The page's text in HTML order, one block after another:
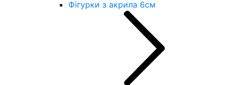
Фігурки з акрила 6см